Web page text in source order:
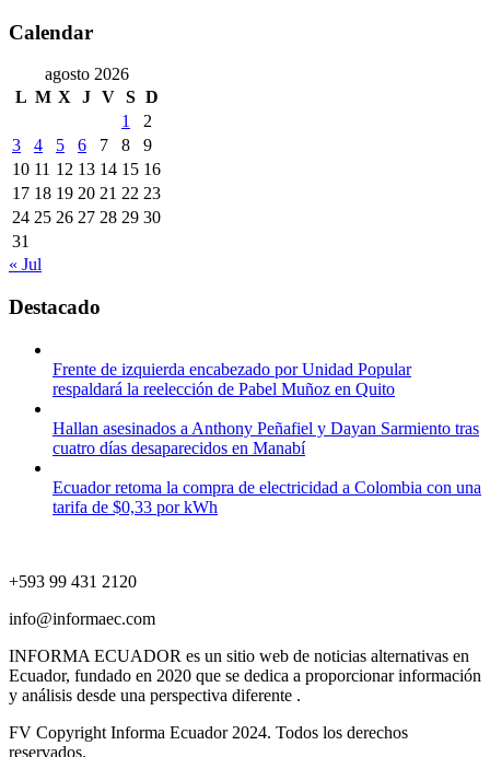
Calendar
agosto 2026
L M X J V S D
1
2
3
4 5 6 7 8
9
10 11 12 13 14 15 16
17 18 19 20 21 22 23
24 25 26 27 28 29 30
31
« Jul
Destacado
Frente de izquierda encabezado por Unidad Popular
respaldará la reelección de Pabel Muñoz en Quito
Hallan asesinados a Anthony Peñafiel y Dayan Sarmiento tras
cuatro días desaparecidos en Manabí
Ecuador retoma la compra de electricidad a Colombia con una
tarifa de $0,33 por kWh
+593 99 431 2120
info@informaec.com
INFORMA ECUADOR es un sitio web de noticias alternativas en
Ecuador, fundado en 2020 que se dedica a proporcionar información
y análisis desde una perspectiva diferente .
FV Copyright Informa Ecuador 2024. Todos los derechos
reservados.